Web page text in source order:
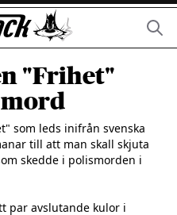
"Frihet"
som leds inifrån svenska
till att man skall skjuta
skedde i polismorden i